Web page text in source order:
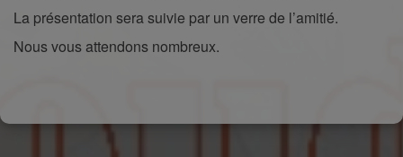
La présentation sera suivie par un verre de l’amitié.
Nous vous attendons nombreux.